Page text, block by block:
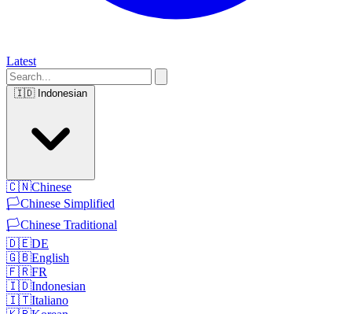
Latest
🇮🇩 Indonesian
🇨🇳Chinese
🏳️Chinese Simplified
🏳️Chinese Traditional
🇩🇪DE
🇬🇧English
🇫🇷FR
🇮🇩Indonesian
🇮🇹Italiano